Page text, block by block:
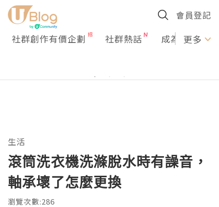
會員登記
社群創作有價企劃 社群熱話 成為U更多
生活
滾筒洗衣機洗滌脫水時有譟音，
軸承壞了怎麼更換
瀏覽次數:286